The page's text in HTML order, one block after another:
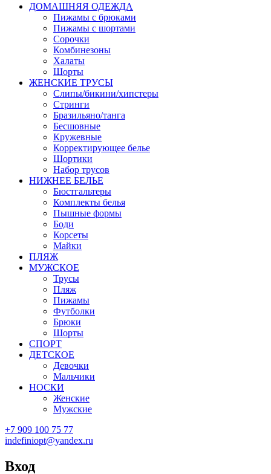
ДОМАШНЯЯ ОДЕЖДА
Пижамы с брюками
Пижамы с шортами
Сорочки
Комбинезоны
Халаты
Шорты
ЖЕНСКИЕ ТРУСЫ
Слипы/бикини/хипстеры
Стринги
Бразильяно/танга
Бесшовные
Кружевные
Корректирующее белье
Шортики
Набор трусов
НИЖНЕЕ БЕЛЬЕ
Бюстгальтеры
Комплекты белья
Пышные формы
Боди
Корсеты
Майки
ПЛЯЖ
МУЖСКОЕ
Трусы
Пляж
Пижамы
Футболки
Брюки
Шорты
СПОРТ
ДЕТСКОЕ
Девочки
Мальчики
НОСКИ
Женские
Мужские
+7 909 100 75 77
indefiniopt@yandex.ru
Вход